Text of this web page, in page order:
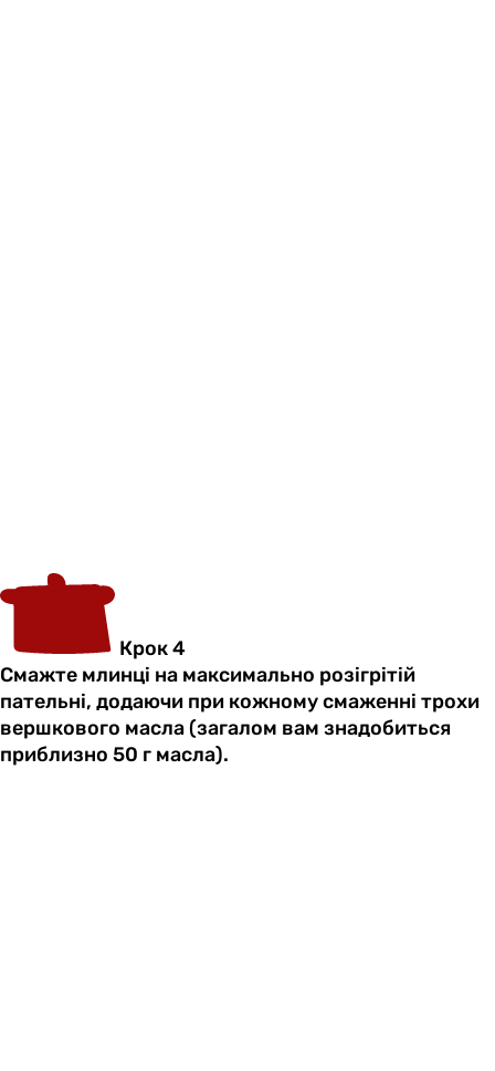
Крок 4
Смажте млинці на максимально розігрітій
пательні, додаючи при кожному смаженні трохи
вершкового масла (загалом вам знадобиться
приблизно 50 г масла).